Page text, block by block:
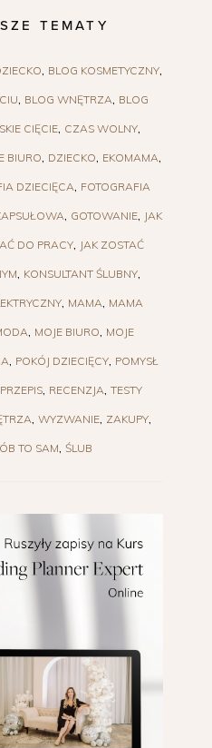
TEMATY
BLOG KOSMETYCZNY
BLOG WNĘTRZA BLOG
CIĘCIE CZAS WOLNY
BIURO DZIECKO EKOMAMA
DZIECIĘCA FOTOGRAFIA
GOTOWANIE JAK
DO PRACY JAK ZOSTAĆ
KONSULTANT ŚLUBNY
MAMA MAMA
MOJE BIURO MOJE
POKÓJ DZIECIĘCY POMYSŁ
PRZEPIS RECENZJA TESTY
WYZWANIE ZAKUPY
TO SAM ŚLUB